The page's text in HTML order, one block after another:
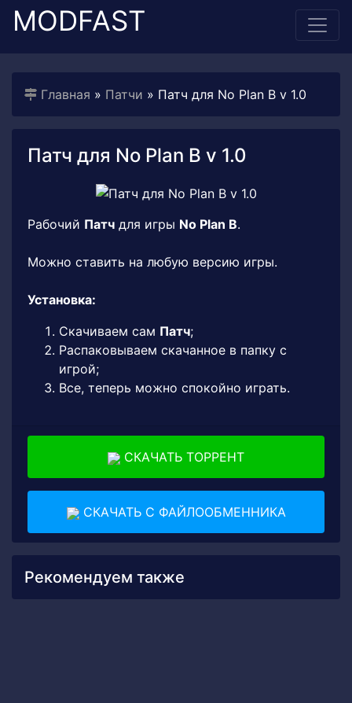
MODFAST
Главная » Патчи » Патч для No Plan B v 1.0
Патч для No Plan B v 1.0
Рабочий Патч для игры No Plan B.
Можно ставить на любую версию игры.
Установка:
Скачиваем сам Патч;
Распаковываем скачанное в папку с
игрой;
Все, теперь можно спокойно играть.
СКАЧАТЬ ТОРРЕНТ
СКАЧАТЬ С ФАЙЛООБМЕННИКА
Рекомендуем также